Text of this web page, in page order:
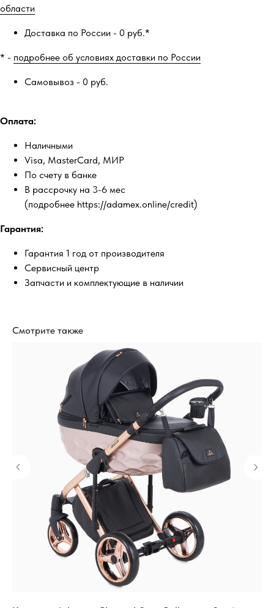
области
Доставка по России - 0 руб.*
* - подробнее об условиях доставки по России
Самовывоз - 0 руб.
Оплата:
Наличными
Visa, MasterCard, МИР
По счету в банке
В рассрочку на 3-6 мес
(подробнее https://adamex.online/credit)
Гарантия:
Гарантия 1 год от производителя
Сервисный центр
Запчасти и комплектующие в наличии
Смотрите также